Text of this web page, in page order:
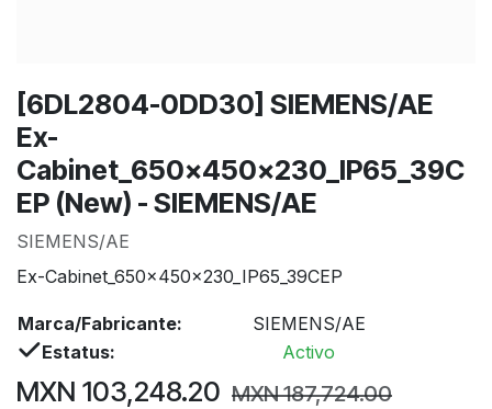
[6DL2804-0DD30] SIEMENS/AE
Ex-
Cabinet_650x450x230_IP65_39C
EP (New) - SIEMENS/AE
SIEMENS/AE
Ex-Cabinet_650x450x230_IP65_39CEP
Marca/Fabricante:
SIEMENS/AE
Estatus:
Activo
MXN 103,248.20 MXN187,724.00